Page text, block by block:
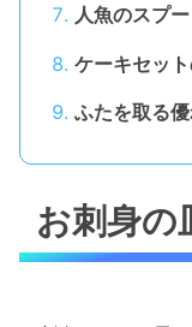
人魚のスプ
ケーキセッ
ふたを取る
お刺身の